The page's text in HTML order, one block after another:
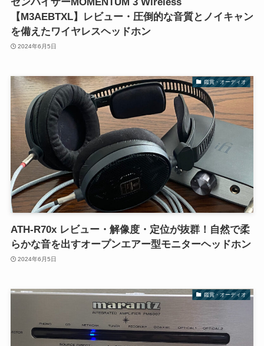
【M3AEBTXL】レビュー・圧倒的な音質とノイキャン
を備えたワイヤレスヘッドホン
2024年6月5日
鑑賞・オーディオ
ATH-R70x レビュー・解像度・定位が抜群！自然で柔
らかな音を出すオープンエアー型モニターヘッドホン
2024年6月5日
鑑賞・オーディオ